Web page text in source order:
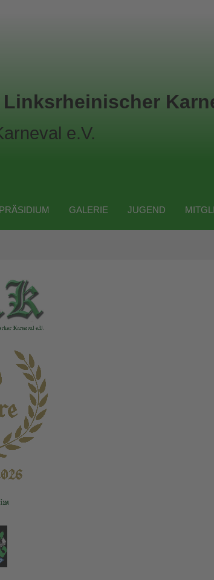
e.V.
PRÄSIDIUM GALERIE JUGEND